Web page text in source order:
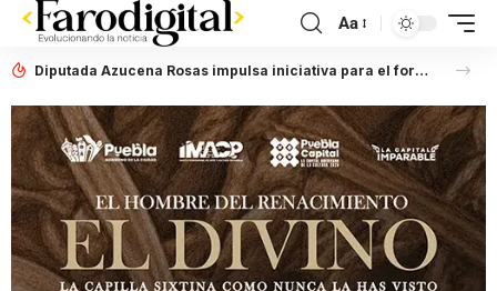
Aa
Diputada Azucena Rosas impulsa iniciativa para el fortalecimiento del Registro Estatal de Opciones para Educación Superior